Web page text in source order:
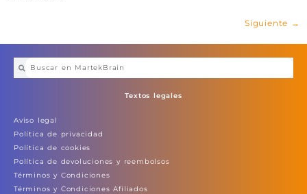
Siguiente →
Textos legales
Aviso legal
Política de privacidad
Política de cookies
Política de devoluciones y reembolsos
Términos y Condiciones
Términos y Condiciones Afiliados